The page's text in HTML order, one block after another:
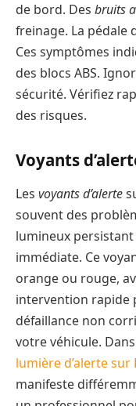
de bord. Des bruits
freinage. La pédale
Ces symptômes
des blocs ABS.
sécurité. Vérifiez
des risques.
Voyants
Les voyants d’alerte
souvent des
lumineux
immédiate. Ce
orange ou rouge,
intervention rapide
défaillance non
votre véhicule.
lumière d’alerte sur
manifeste